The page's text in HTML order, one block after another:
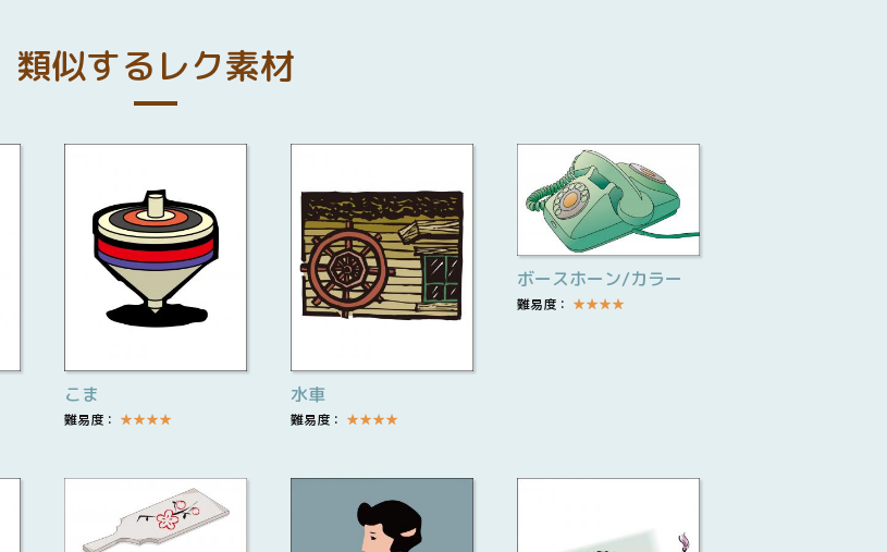
類似するレク素材
こま
難易度： ★★★★
水車
難易度： ★★★★
ボースホーン/カラー
難易度： ★★★★